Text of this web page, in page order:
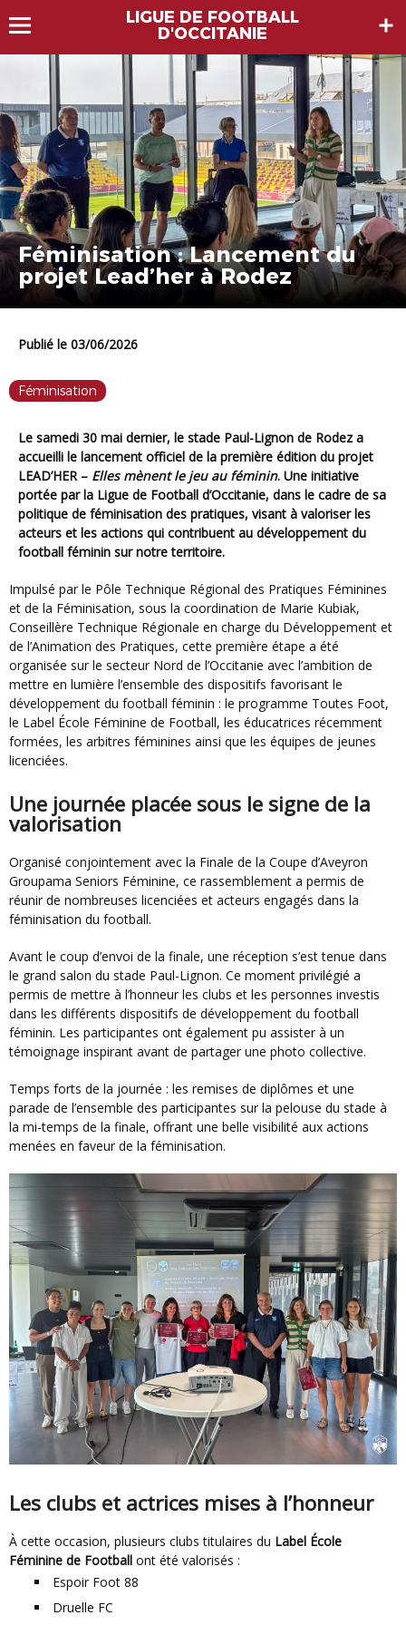
LIGUE DE FOOTBALL
D'OCCITANIE
Féminisation : Lancement du
projet Lead’her à Rodez
Publié le 03/06/2026
Féminisation
Le samedi 30 mai dernier, le stade Paul-Lignon de Rodez a
accueilli le lancement officiel de la première édition du projet
LEAD’HER – Elles mènent le jeu au féminin. Une initiative
portée par la Ligue de Football d’Occitanie, dans le cadre de sa
politique de féminisation des pratiques, visant à valoriser les
acteurs et les actions qui contribuent au développement du
football féminin sur notre territoire.
Impulsé par le Pôle Technique Régional des Pratiques Féminines
et de la Féminisation, sous la coordination de Marie Kubiak,
Conseillère Technique Régionale en charge du Développement et
de l’Animation des Pratiques, cette première étape a été
organisée sur le secteur Nord de l’Occitanie avec l’ambition de
mettre en lumière l’ensemble des dispositifs favorisant le
développement du football féminin : le programme Toutes Foot,
le Label École Féminine de Football, les éducatrices récemment
formées, les arbitres féminines ainsi que les équipes de jeunes
licenciées.
Une journée placée sous le signe de la
valorisation
Organisé conjointement avec la Finale de la Coupe d’Aveyron
Groupama Seniors Féminine, ce rassemblement a permis de
réunir de nombreuses licenciées et acteurs engagés dans la
féminisation du football.
Avant le coup d’envoi de la finale, une réception s’est tenue dans
le grand salon du stade Paul-Lignon. Ce moment privilégié a
permis de mettre à l’honneur les clubs et les personnes investis
dans les différents dispositifs de développement du football
féminin. Les participantes ont également pu assister à un
témoignage inspirant avant de partager une photo collective.
Temps forts de la journée : les remises de diplômes et une
parade de l’ensemble des participantes sur la pelouse du stade à
la mi-temps de la finale, offrant une belle visibilité aux actions
menées en faveur de la féminisation.
Les clubs et actrices mises à l’honneur
À cette occasion, plusieurs clubs titulaires du Label École
Féminine de Football ont été valorisés :
Espoir Foot 88
Druelle FC